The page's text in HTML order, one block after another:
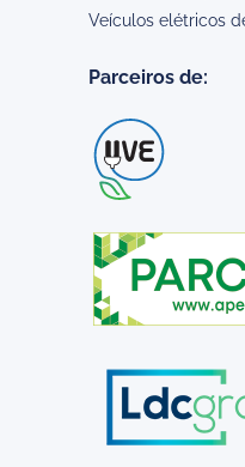
Veículos elétricos
Parceiros de: